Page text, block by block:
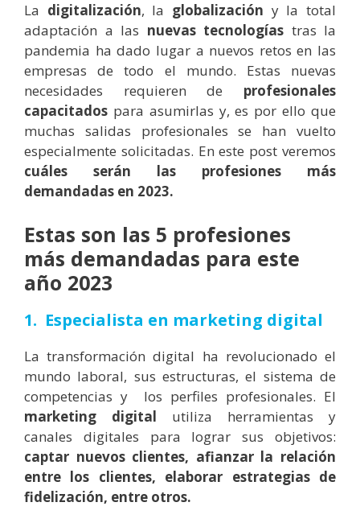
La digitalización, la globalización y la total
adaptación a las nuevas tecnologías tras la
pandemia ha dado lugar a nuevos retos en las
empresas de todo el mundo. Estas nuevas
necesidades requieren de profesionales
capacitados para asumirlas y, es por ello que
muchas salidas profesionales se han vuelto
especialmente solicitadas. En este post veremos
cuáles serán las profesiones más
demandadas en 2023.
Estas son las 5 profesiones
más demandadas para este
año 2023
1. Especialista en marketing digital
La transformación digital ha revolucionado el
mundo laboral, sus estructuras, el sistema de
competencias y los perfiles profesionales. El
marketing digital utiliza herramientas y
canales digitales para lograr sus objetivos:
captar nuevos clientes, afianzar la relación
entre los clientes, elaborar estrategias de
fidelización, entre otros.